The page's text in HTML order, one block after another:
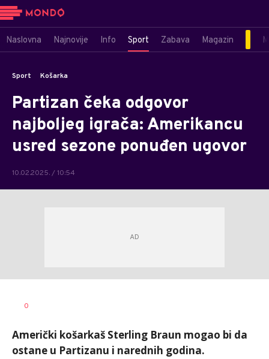
Naslovna Najnovije Info Sport Zabava Magazin
Sport Košarka
Partizan čeka odgovor
najboljeg igrača: Amerikancu
usred sezone ponuđen ugovor
10.02.2025. / 10:54
0
Američki košarkaš Sterling Braun mogao bi da
ostane u Partizanu i narednih godina.